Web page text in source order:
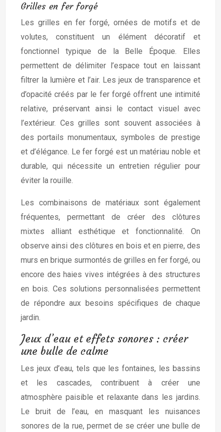
Grilles en fer forgé
Les grilles en fer forgé, ornées de motifs et de
volutes, constituent un élément décoratif et
fonctionnel typique de la Belle Époque. Elles
permettent de délimiter l’espace tout en laissant
filtrer la lumière et l’air. Les jeux de transparence et
d’opacité créés par le fer forgé offrent une intimité
relative, préservant ainsi le contact visuel avec
l’extérieur. Ces grilles sont souvent associées à
des portails monumentaux, symboles de prestige
et d’élégance. Le fer forgé est un matériau noble et
durable, qui nécessite un entretien régulier pour
éviter la rouille.
Les combinaisons de matériaux sont également
fréquentes, permettant de créer des clôtures
mixtes alliant esthétique et fonctionnalité. On
observe ainsi des clôtures en bois et en pierre, des
murs en brique surmontés de grilles en fer forgé, ou
encore des haies vives intégrées à des structures
en bois. Ces solutions personnalisées permettent
de répondre aux besoins spécifiques de chaque
jardin.
Jeux d’eau et effets sonores : créer
une bulle de calme
Les jeux d’eau, tels que les fontaines, les bassins
et les cascades, contribuent à créer une
atmosphère paisible et relaxante dans les jardins.
Le bruit de l’eau, en masquant les nuisances
sonores de la rue, permet de se créer une bulle de